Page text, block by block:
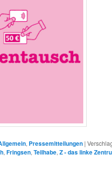
, Pressemitteilungen |
, Fringsen, Teilhabe, Z - das linke